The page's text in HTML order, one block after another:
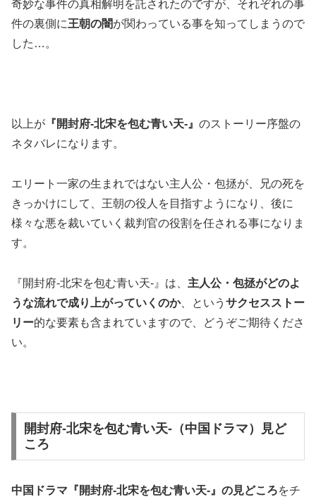
奇妙な事件の真相解明を託されたのですが、それぞれの事
件の裏側に王朝の闇が関わっている事を知ってしまうので
した…。
以上が 『開封府-北宋を包む青い天-』 のストーリー序盤の
ネタバレになります。
エリート一家の生まれではない主人公・包拯が、兄の死を
きっかけにして、王朝の役人を目指すようになり、後に
様々な悪を裁いていく裁判官の役割を任される事になりま
す。
『開封府-北宋を包む青い天-』は、 主人公・包拯がどのよ
うな流れで成り上がっていくのか、という サクセスストー
リー的な要素も含まれていますので、どうぞご期待くださ
い。
開封府-北宋を包む青い天-（中国ドラマ）見ど
ころ
中国ドラマ『開封府-北宋を包む青い天-』の見どころをチ